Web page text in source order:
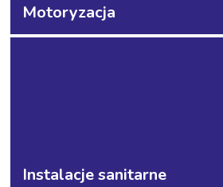
Motoryzacja
Instalacje sanitarne